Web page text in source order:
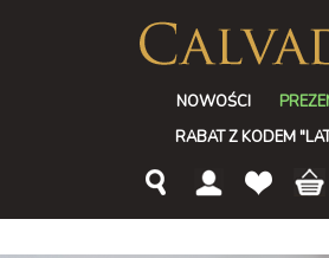
NOWOŚCI
RABAT Z KODEM